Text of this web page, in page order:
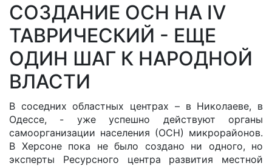
СОЗДАНИЕ ОСН НА IV
ТАВРИЧЕСКИЙ - ЕЩЕ
ОДИН ШАГ К НАРОДНОЙ
ВЛАСТИ
В соседних областных центрах – в Николаеве, в
Одессе, - уже успешно действуют органы
самоорганизации населения (ОСН) микрорайонов.
В Херсоне пока не было создано ни одного, но
эксперты Ресурсного центра развития местной